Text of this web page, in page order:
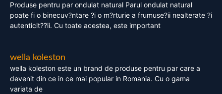
Produse pentru par ondulat natural Parul ondulat natural
poate fi o binecuv?ntare ?i o m?rturie a frumuse?ii nealterate ?i
autenticit??ii. Cu toate acestea, este important
wella koleston
wella koleston este un brand de produse pentru par care a
devenit din ce in ce mai popular in Romania. Cu o gama
variata de